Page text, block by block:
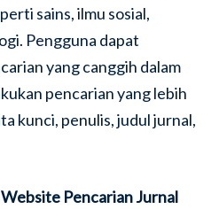
sains, ilmu sosial,
Pengguna dapat
yang canggih dalam
pencarian yang lebih
kunci, penulis, judul jurnal,
Pencarian Jurnal